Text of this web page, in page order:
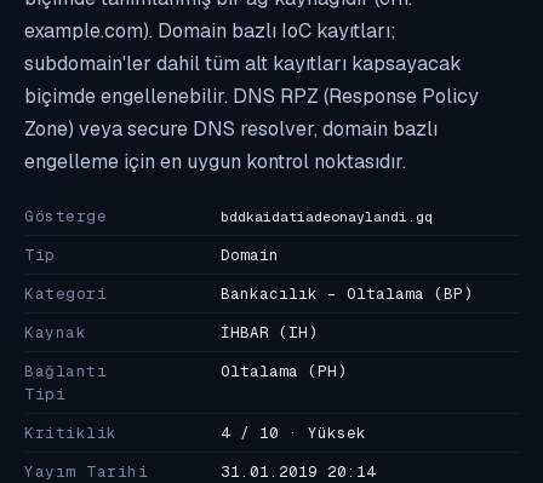
example.com). Domain bazlı IoC kayıtları;
subdomain'ler dahil tüm alt kayıtları kapsayacak
biçimde engellenebilir. DNS RPZ (Response Policy
Zone) veya secure DNS resolver, domain bazlı
engelleme için en uygun kontrol noktasıdır.
Gösterge bddkaidatiadeonaylandi.gq
Tip
Domain
Kategori
Bankacılık - Oltalama (BP)
Kaynak
İHBAR (IH)
Bağlantı
Tipi
Oltalama (PH)
Kritiklik
4 / 10 · Yüksek
Yayım Tarihi
31.01.2019 20:14